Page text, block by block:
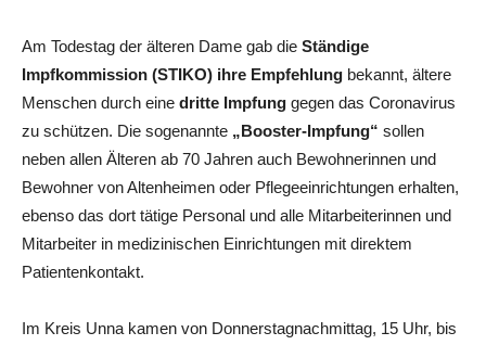
Am Todestag der älteren Dame gab die Ständige
Impfkommission (STIKO) ihre Empfehlung bekannt, ältere
Menschen durch eine dritte Impfung gegen das Coronavirus
zu schützen. Die sogenannte „Booster-Impfung“ sollen
neben allen Älteren ab 70 Jahren auch Bewohnerinnen und
Bewohner von Altenheimen oder Pflegeeinrichtungen erhalten,
ebenso das dort tätige Personal und alle Mitarbeiterinnen und
Mitarbeiter in medizinischen Einrichtungen mit direktem
Patientenkontakt.
Im Kreis Unna kamen von Donnerstagnachmittag, 15 Uhr, bis